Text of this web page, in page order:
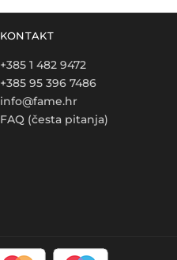
KONTAKT
+385 1 482 9472
+385 95 396 7486
info@fame.hr
FAQ (česta pitanja)